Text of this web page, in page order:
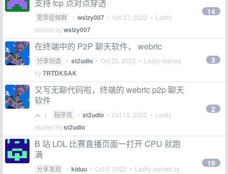
支持 tcp 点对点穿透
宽带症候群 • wslzy007 • Oct 27, 2022 • Lastly
replied bywslzy007
14
在终端中的 P2P 聊天软件， webrtc
分享创造 • st2udio • Oct 23, 2022 • Lastly replied
by7RTDKSAK
3
又写无聊代码啦，终端的 webrtc p2p 聊天
软件
1 程序员 • st2udio • Oct 13, 2022 • Lastly
replied byst2udio
2
B 站 LOL 比赛直播页面一打开 CPU 就跑
满
分享发现 • kiduu • Oct 5, 2022 • Lastly replied by
19